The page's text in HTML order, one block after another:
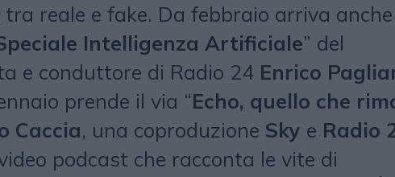
reale e fake. Da febbraio arriva anche
Intelligenza Artificiale” del
e conduttore di Radio 24 Enrico
prende il via “Echo, quello che
Caccia, una coproduzione Sky e Radio
podcast che racconta le vite di